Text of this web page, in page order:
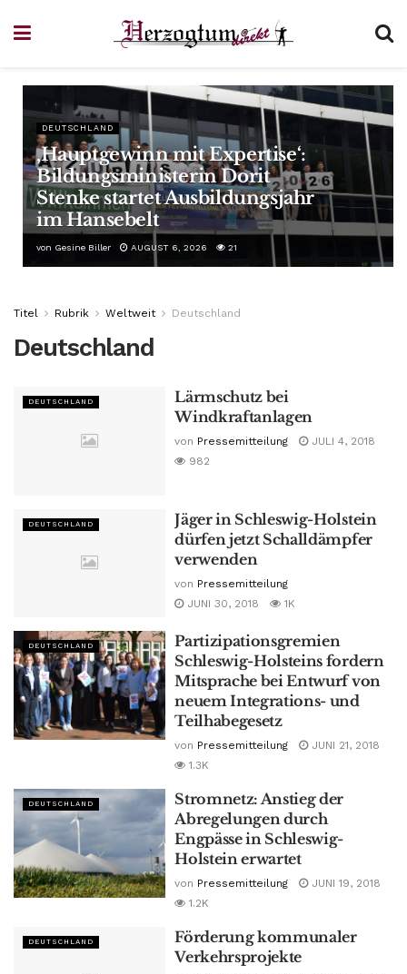
DEUTSCHLAND
‚Hauptgewinn mit Expertise‘:
Bildungsministerin Dorit
Stenke startet Ausbildungsjahr
im Hansebelt
von Gesine Biller AUGUST 6, 2026 21
Titel Rubrik Weltweit Deutschland
Deutschland
DEUTSCHLAND
Lärmschutz bei
Windkraftanlagen
von Pressemitteilung
JULI 4, 2018
982
DEUTSCHLAND
Jäger in Schleswig-Holstein
dürfen jetzt Schalldämpfer
verwenden
von Pressemitteilung
JUNI 30, 2018
1K
DEUTSCHLAND
Partizipationsgremien
Schleswig-Holsteins fordern
Mitsprache bei Entwurf von
neuem Integrations- und
Teilhabegesetz
von Pressemitteilung
JUNI 21, 2018
1.3K
DEUTSCHLAND
Stromnetz: Anstieg der
Abregelungen durch
Engpässe in Schleswig-
Holstein erwartet
von Pressemitteilung
JUNI 19, 2018
1.2K
DEUTSCHLAND
Förderung kommunaler
Verkehrsprojekte